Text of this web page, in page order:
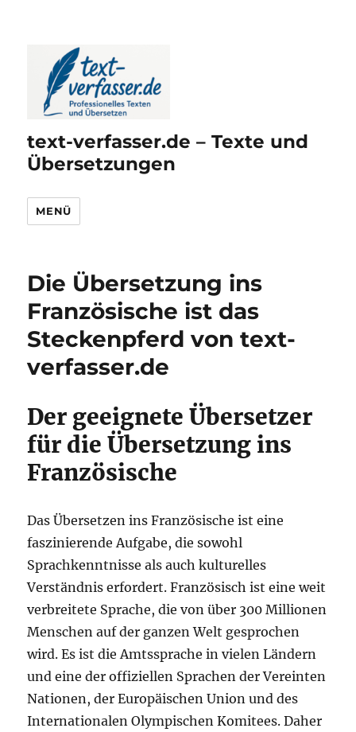
text-verfasser.de – Texte und
Übersetzungen
MENÜ
Die Übersetzung ins
Französische ist das
Steckenpferd von text-
verfasser.de
Der geeignete Übersetzer
für die Übersetzung ins
Französische
Das Übersetzen ins Französische ist eine
faszinierende Aufgabe, die sowohl
Sprachkenntnisse als auch kulturelles
Verständnis erfordert. Französisch ist eine weit
verbreitete Sprache, die von über 300 Millionen
Menschen auf der ganzen Welt gesprochen
wird. Es ist die Amtssprache in vielen Ländern
und eine der offiziellen Sprachen der Vereinten
Nationen, der Europäischen Union und des
Internationalen Olympischen Komitees. Daher